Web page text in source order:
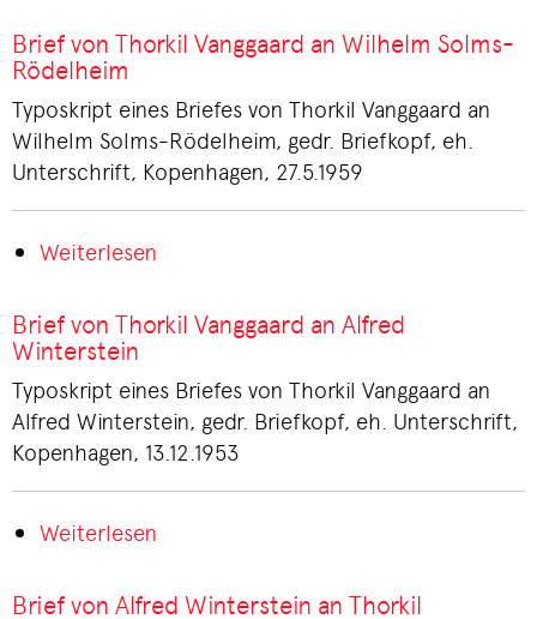
von
Wilhelm
Solms-
Rödelheim
an
Thorkil
Vanggaard
Brief von Thorkil Vanggaard an Wilhelm Solms-
Rödelheim
Typoskript eines Briefes von Thorkil Vanggaard an
Wilhelm Solms-Rödelheim, gedr. Briefkopf, eh.
Unterschrift, Kopenhagen, 27.5.1959
Weiterlesen
von
Vanggaard
an
Wilhelm
Solms-
Rödelheim
Brief von Thorkil Vanggaard an Alfred
Winterstein
Typoskript eines Briefes von Thorkil Vanggaard an
Alfred Winterstein, gedr. Briefkopf, eh. Unterschrift,
Kopenhagen, 13.12.1953
Weiterlesen
von
Brief von Alfred Winterstein an Thorkil